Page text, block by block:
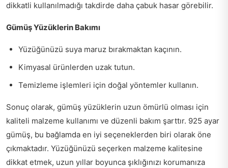
dikkatli kullanılmadığı takdirde daha çabuk hasar görebilir.
Gümüş Yüzüklerin Bakımı
Yüzüğünüzü suya maruz bırakmaktan kaçının.
Kimyasal ürünlerden uzak tutun.
Temizleme işlemleri için doğal yöntemler kullanın.
Sonuç olarak, gümüş yüzüklerin uzun ömürlü olması için
kaliteli malzeme kullanımı ve düzenli bakım şarttır. 925 ayar
gümüş, bu bağlamda en iyi seçeneklerden biri olarak öne
çıkmaktadır. Yüzüğünüzü seçerken malzeme kalitesine
dikkat etmek, uzun yıllar boyunca şıklığınızı korumanıza